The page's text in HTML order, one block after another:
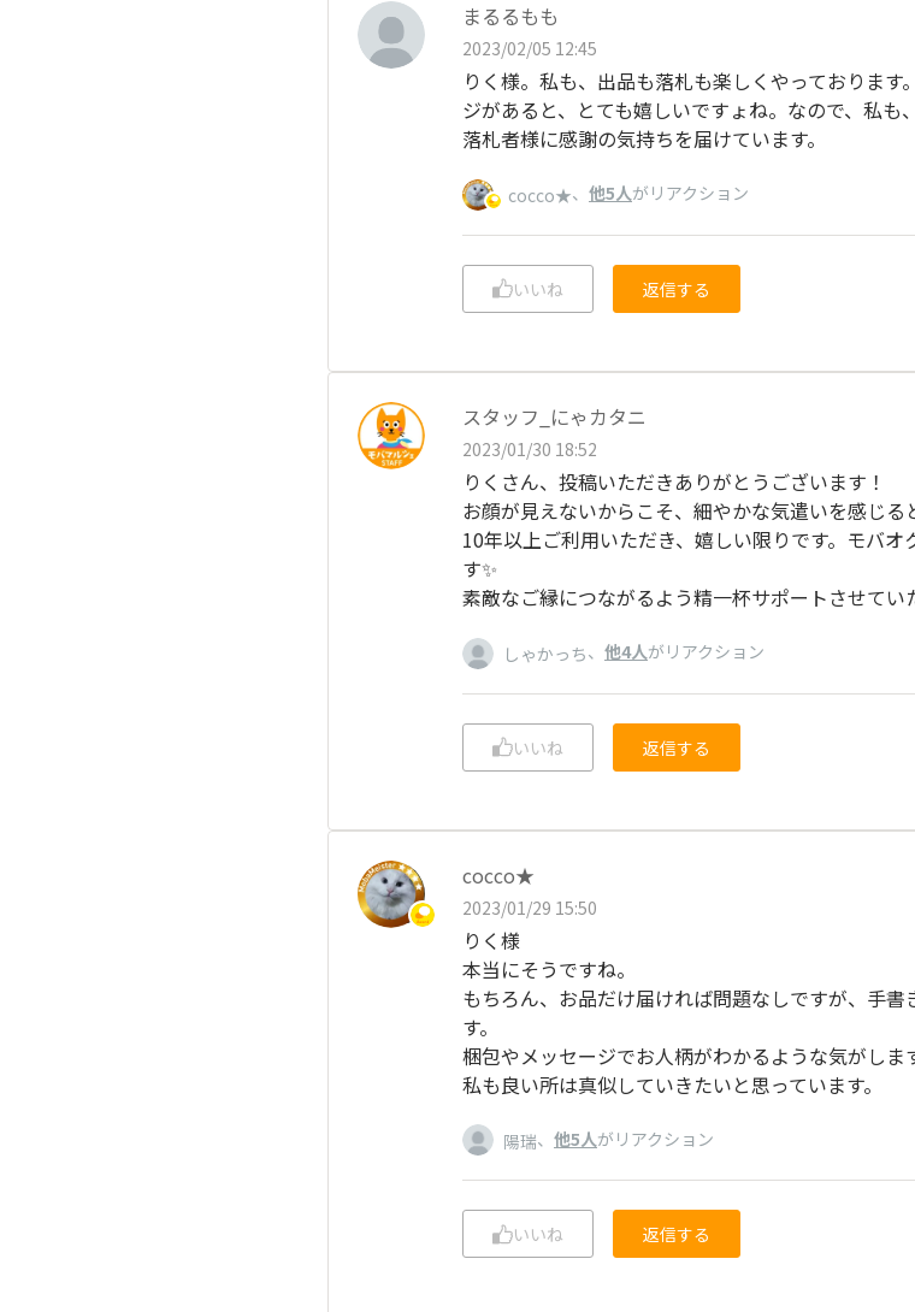
まるるもも
2023/02/05 12:45
りく様。私も、出品も落札も楽しくやっておりま
ジがあると、とても嬉しいですょね。なので、私も
落札者様に感謝の気持ちを届けています。
cocco★、 他5人がリアクション
いいね 返信する
スタッフ_にゃカタニ
2023/01/30 18:52
りくさん、投稿いただきありがとうございます！
お顔が見えないからこそ、細やかな気遣いを感じる
10年以上ご利用いただき、嬉しい限りです。モバ
す✨
素敵なご縁につながるよう精一杯サポートさせてい
しゃかっち、 他4人がリアクション
いいね 返信する
cocco★
2023/01/29 15:50
りく様
本当にそうですね。
もちろん、お品だけ届ければ問題なしですが、手
す。
梱包やメッセージでお人柄がわかるような気がしま
私も良い所は真似していきたいと思っています。
陽瑞、 他5人がリアクション
いいね 返信する